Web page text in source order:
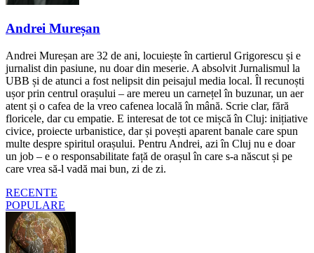
Andrei Mureșan
Andrei Mureșan are 32 de ani, locuiește în cartierul Grigorescu și e
jurnalist din pasiune, nu doar din meserie. A absolvit Jurnalismul la
UBB și de atunci a fost nelipsit din peisajul media local. Îl recunoști
ușor prin centrul orașului – are mereu un carnețel în buzunar, un aer
atent și o cafea de la vreo cafenea locală în mână. Scrie clar, fără
floricele, dar cu empatie. E interesat de tot ce mișcă în Cluj: inițiative
civice, proiecte urbanistice, dar și povești aparent banale care spun
multe despre spiritul orașului. Pentru Andrei, azi în Cluj nu e doar
un job – e o responsabilitate față de orașul în care s-a născut și pe
care vrea să-l vadă mai bun, zi de zi.
RECENTE
POPULARE